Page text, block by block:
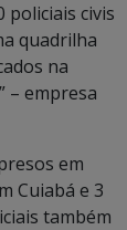
policiais civis
quadrilha
na
– empresa
em
Cuiabá e 3
também